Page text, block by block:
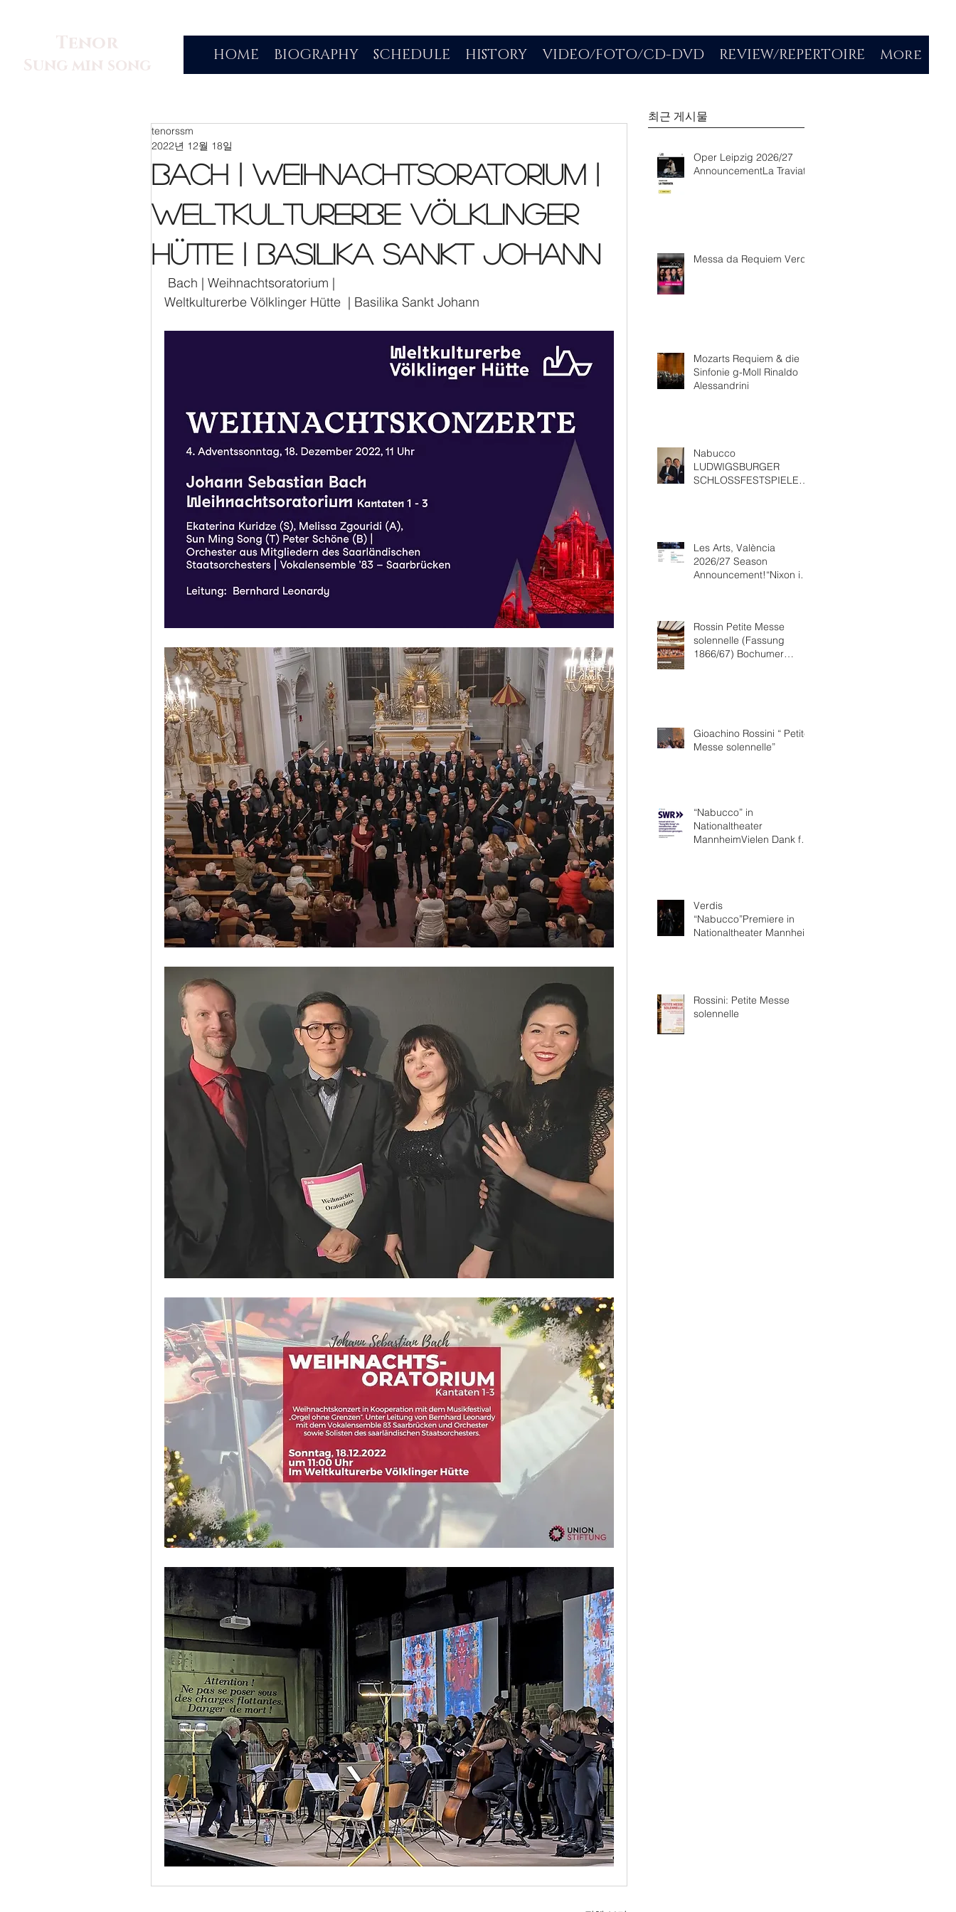
Tenor
Sung min song
HOME BIOGRAPHY SCHEDULE HISTORY VIDEO/FOTO/CD-DVD REVIEW/REPERTOIRE More
Bach | Weihnachtsoratorium |
Weltkulturerbe Völklinger
Hütte | Basilika Sankt Johann
tenorssm
2022년 12월 18일
Bach | Weihnachtsoratorium |
Weltkulturerbe Völklinger Hütte  | Basilika Sankt Johann
최근 게시물
Oper Leipzig 2026/27
AnnouncementLa Traviata
Messa da Requiem Verdi
Mozarts Requiem & die
Sinfonie g-Moll Rinaldo
Alessandrini
Nabucco
LUDWIGSBURGER
SCHLOSSFESTSPIELEWit
Les Arts, València
2026/27 Season
Announcement!“Nixon in
Rossin Petite Messe
solennelle (Fassung
1866/67) Bochumer
Gioachino Rossini “ Petite
Messe solennelle”
“Nabucco” in
Nationaltheater
MannheimVielen Dank für
Verdis
“Nabucco”Premiere in
Nationaltheater Mannheim
Rossini: Petite Messe
solennelle